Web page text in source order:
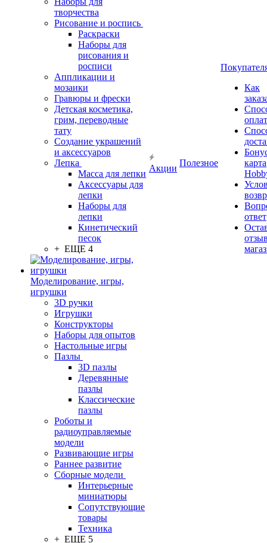
творчества
Рисование и роспись
Раскраски
Наборы для
рисования и
росписи
Аппликации и
мозаики
Гравюры и фрески
Детская косметика,
грим, переводные
тату
Создание украшений
и аксессуаров
Лепка
Масса для лепки
Аксессуары для
лепки
Наборы для
лепки
Кинетический
песок
+ ЕЩЕ 4
Моделирование, игры,
игрушки
3D ручки
Игрушки
Конструкторы
Наборы для опытов
Настольные игры
Пазлы
3D пазлы
Деревянные
пазлы
Классические
пазлы
Роботы и
радиоуправляемые
модели
Развивающие игры
Раннее развитие
Сборные модели
Интерьерные
миниатюры
Сопутствующие
товары
Техника
+ ЕЩЕ 5
Акции
Полезное
Как
карта
ответ